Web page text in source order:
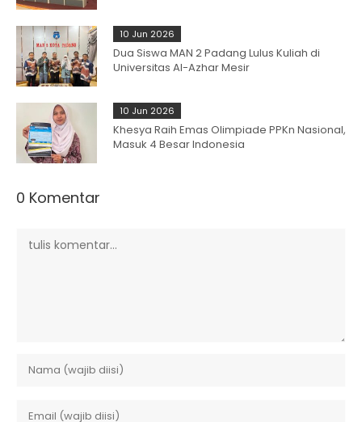
10 Jun 2026
Dua Siswa MAN 2 Padang Lulus Kuliah di
Universitas Al-Azhar Mesir
10 Jun 2026
Khesya Raih Emas Olimpiade PPKn Nasional,
Masuk 4 Besar Indonesia
0 Komentar